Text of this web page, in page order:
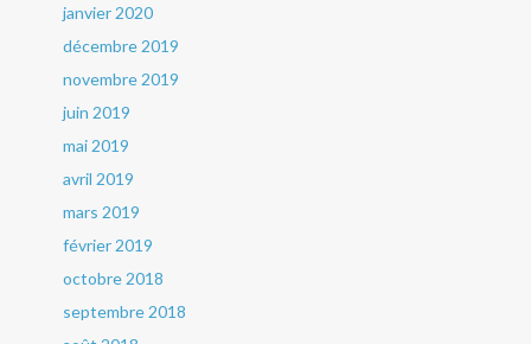
janvier 2020
décembre 2019
novembre 2019
juin 2019
mai 2019
avril 2019
mars 2019
février 2019
octobre 2018
septembre 2018